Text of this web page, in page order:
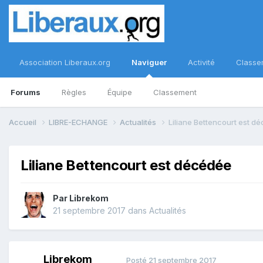
Association Liberaux.org Naviguer
Forums Règles Équipe Classement
Activité
Accueil LIBRE-ECHANGE Actualités Liliane Bettencourt est
Liliane Bettencourt est décédée
Par Librekom
21 septembre 2017 dans Actualités
Librekom Posté 21 septembre 2017